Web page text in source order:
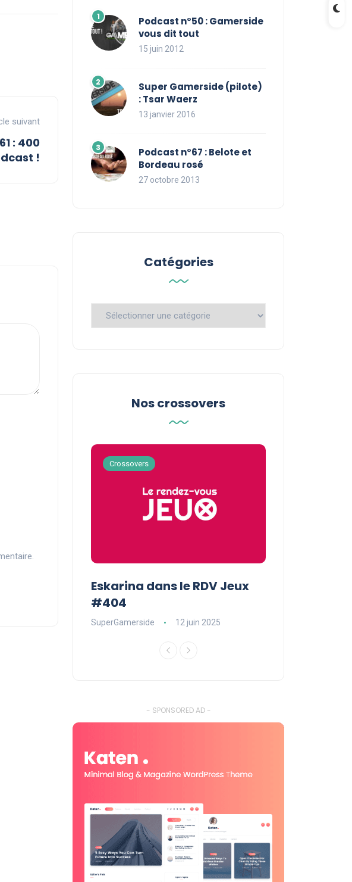
suivant
: 400
!
Podcast n°50 : Gamerside
vous dit tout
15 juin 2012
Super Gamerside (pilote)
: Tsar Waerz
13 janvier 2016
Podcast n°67 : Belote et
Bordeau rosé
27 octobre 2013
Catégories
Catégories
Nos crossovers
Crossovers
Eskarina dans le RDV Jeux
#404
SuperGamerside 12 juin 2025
- SPONSORED AD -